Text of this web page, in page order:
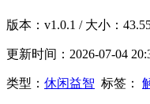
版本： v1.0.1 / 大小：
更新时间： 2026-07-04
类型： 休闲益智 标签：